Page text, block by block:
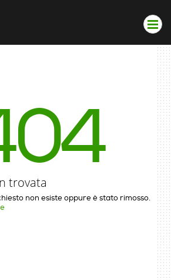
trovata
non esiste oppure è stato rimosso.